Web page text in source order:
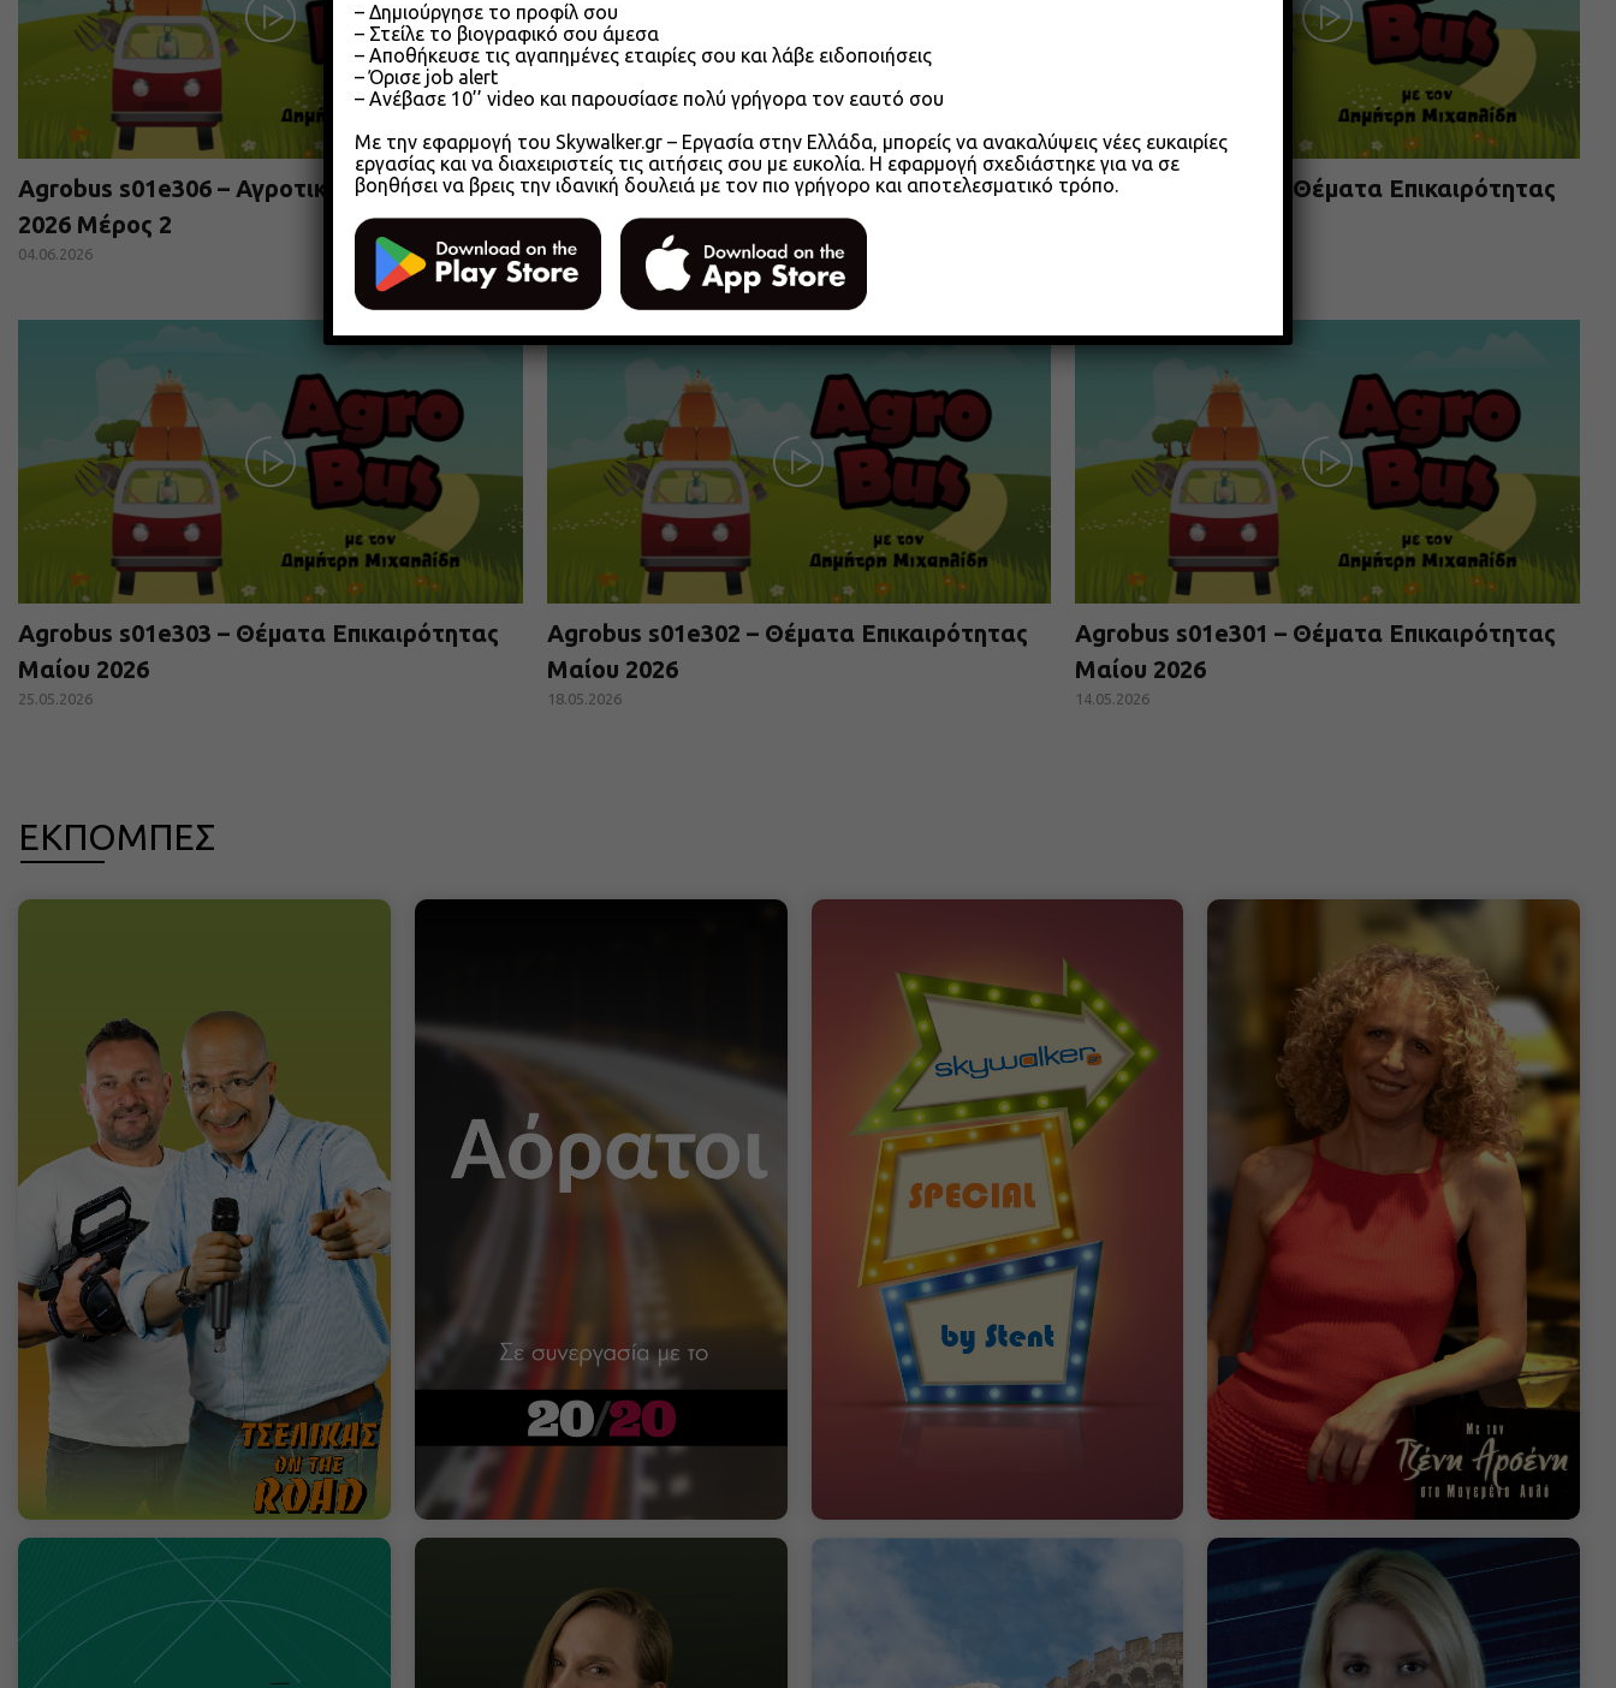
Agrobus s01e306 – Αγροτικά Επιμελητήρια
2026 Μέρος 2
04.06.2026
Agrobus s01e305 – Αγροτικά Επιμελητήρια
2026 Μέρος 1
26.05.2026
Agrobus s01e304 – Θέματα Επικαιρότητας
Agrobus s01e303 – Θέματα Επικαιρότητας
Μαίου 2026
25.05.2026
Agrobus s01e302 – Θέματα Επικαιρότητας
Μαίου 2026
18.05.2026
Agrobus s01e301 – Θέματα Επικαιρότητας
Μαίου 2026
14.05.2026
ΕΚΠΟΜΠΕΣ
– Δημιούργησε το προφίλ σου
– Στείλε το βιογραφικό σου άμεσα
– Αποθήκευσε τις αγαπημένες εταιρίες σου και λάβε ειδοποιήσεις
– Όρισε job alert
– Ανέβασε 10’’ video και παρουσίασε πολύ γρήγορα τον εαυτό σου
Με την εφαρμογή του Skywalker.gr – Εργασία στην Ελλάδα, μπορείς να ανακαλύψεις νέες ευκαιρίες
εργασίας και να διαχειριστείς τις αιτήσεις σου με ευκολία. Η εφαρμογή σχεδιάστηκε για να σε
βοηθήσει να βρεις την ιδανική δουλειά με τον πιο γρήγορο και αποτελεσματικό τρόπο.